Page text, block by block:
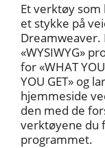
Et verktøy som
et stykke på
«WYSIWYG»
for «WHAT
YOU GET» og
hjemmeside
den med de
verktøyene du
programmet.